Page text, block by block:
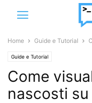
Home Guide e Tutorial
Guide e Tutorial
Come
nascosti